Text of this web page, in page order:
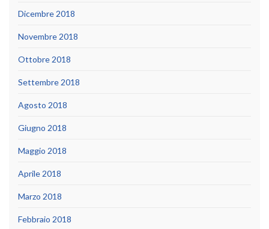
Dicembre 2018
Novembre 2018
Ottobre 2018
Settembre 2018
Agosto 2018
Giugno 2018
Maggio 2018
Aprile 2018
Marzo 2018
Febbraio 2018